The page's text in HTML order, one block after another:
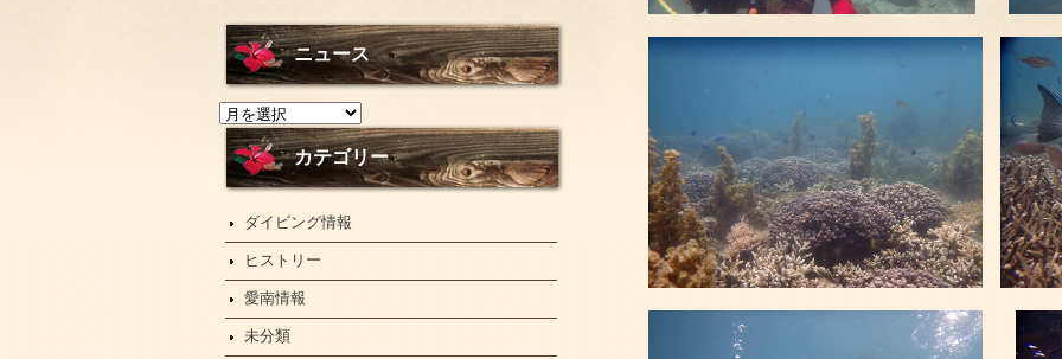
ニュース
ニ
ュ
ー
カテゴリー
ダイビング情報
ヒストリー
愛南情報
未分類